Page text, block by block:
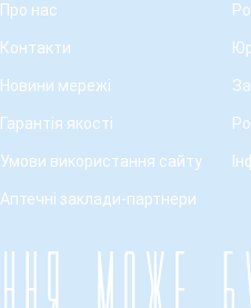
Про нас
Контакти
Новини мережі
Гарантія якості
Умови використання сайту
Аптечні заклади-партнери